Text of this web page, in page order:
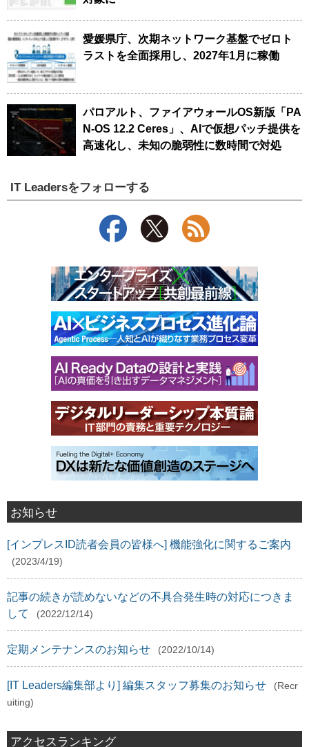
愛媛県庁、次期ネットワーク基盤でゼロト
ラストを全面採用し、2027年1月に稼働
パロアルト、ファイアウォールOS新版「PA
N-OS 12.2 Ceres」、AIで仮想パッチ提供を
高速化し、未知の脆弱性に数時間で対処
IT Leadersをフォローする
お知らせ
[インプレスID読者会員の皆様へ] 機能強化に関するご案内
(2023/4/19)
記事の続きが読めないなどの不具合発生時の対応につきま
して
(2022/12/14)
定期メンテナンスのお知らせ (2022/10/14)
[IT Leaders編集部より] 編集スタッフ募集のお知らせ
(Recr
uiting)
アクセスランキング